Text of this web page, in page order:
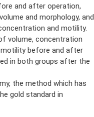
and after operation,
and morphology, and
and motility.
volume, concentration
before and after
in both groups after the
the method which has
gold standard in